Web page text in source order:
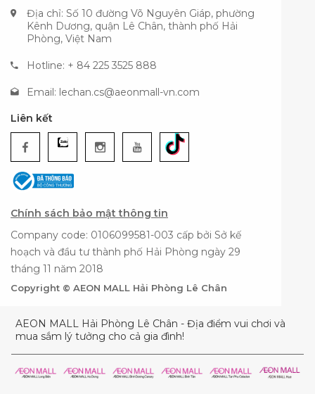
Địa chỉ: Số 10 đường Võ Nguyên Giáp, phường
Kênh Dương, quận Lê Chân, thành phố Hải
Phòng, Việt Nam
Hotline: + 84 225 3525 888
Email: lechan.cs@aeonmall-vn.com
Liên kết
Chính sách bảo mật thông tin
Company code: 0106099581-003 cấp bởi Sở kế
hoạch và đầu tư thành phố Hải Phòng ngày 29
tháng 11 năm 2018
Copyright © AEON MALL Hải Phòng Lê Chân
AEON MALL Hải Phòng Lê Chân - Địa điểm vui chơi và
mua sắm lý tưởng cho cả gia đình!